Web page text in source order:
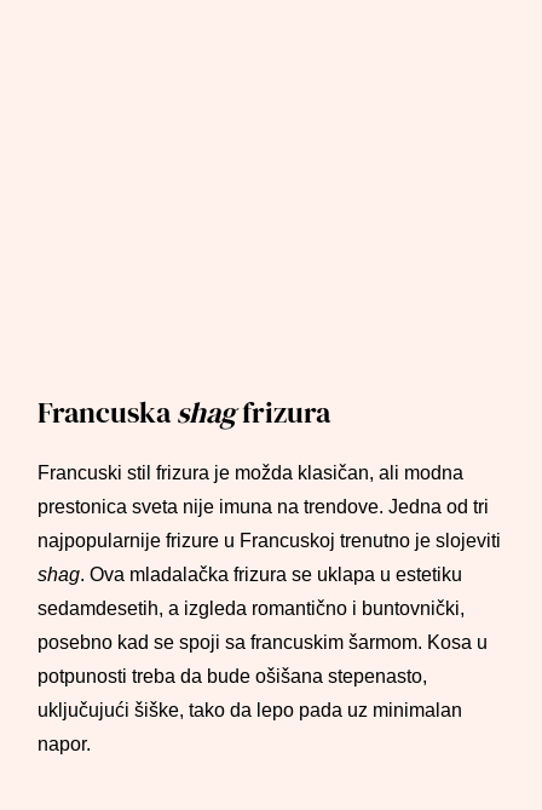
Francuskashagfrizura
Francuski stil frizura je možda klasičan, ali modna
prestonica sveta nije imuna na trendove. Jedna od tri
najpopularnije frizure u Francuskoj trenutno je slojeviti
shag. Ova mladalačka frizura se uklapa u estetiku
sedamdesetih, a izgleda romantično i buntovnički,
posebno kad se spoji sa francuskim šarmom. Kosa u
potpunosti treba da bude ošišana stepenasto,
uključujući šiške, tako da lepo pada uz minimalan
napor.